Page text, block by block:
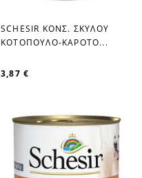
favorite_border
SCHESIR ΚΟΝΣ. ΣΚΥΛΟΥ
ΚΟΤΟΠΟΥΛΟ-ΚΑΡΟΤΟ...
3,87 €